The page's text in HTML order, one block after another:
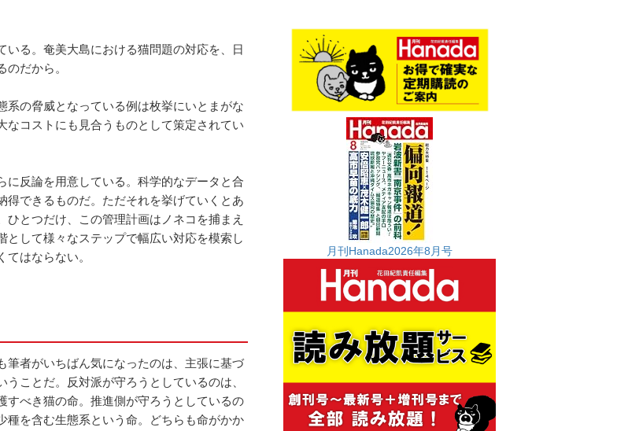
る。奄美大島における猫問題の対応を、日
だから。
系の脅威となっている例は枚挙にいとまがな
なコストにも見合うものとして策定されてい
に反論を用意している。科学的なデータと合
できるものだ。ただそれを挙げていくとあ
とつだけ、この管理計画はノネコを捕まえ
して様々なステップで幅広い対応を模索し
はならない。
筆者がいちばん気になったのは、主張に基づ
ことだ。反対派が守ろうとしているのは、
すべき猫の命。推進側が守ろうとしているの
種を含む生態系という命。どちらも命がかか
月刊Hanada2026年8月号